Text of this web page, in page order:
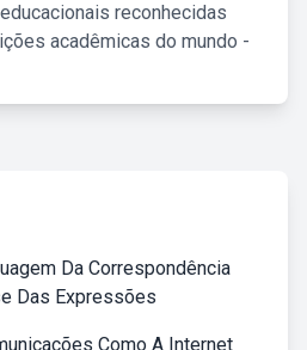
reconhecidas
acadêmicas do mundo -
Da Correspondência
Das Expressões
Como A Internet